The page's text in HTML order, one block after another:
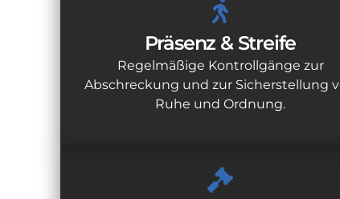
Präsenz & Streife
Regelmäßige Kontrollgänge zur
Abschreckung und zur Sicherstellung
Ruhe und Ordnung.